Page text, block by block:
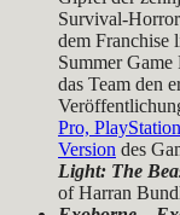
Survival-
dem Franchise
Summer
das Team den
Pro,
Version des
Light: The
of Harran